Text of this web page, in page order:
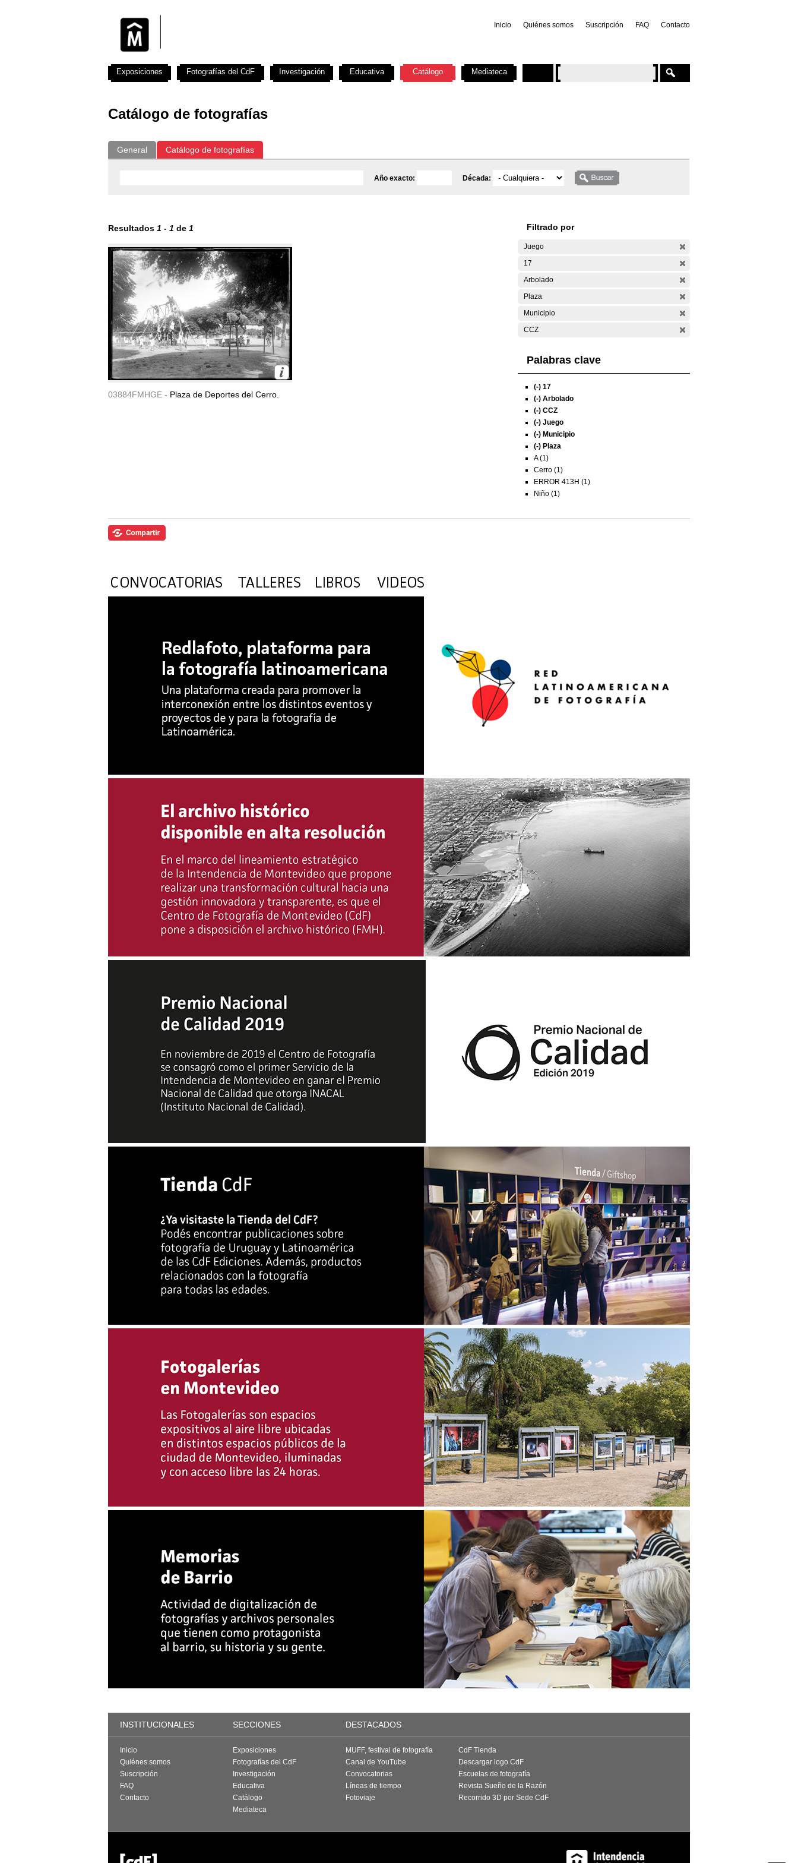
Inicio Quiénes somos Suscripción FAQ Contacto
Catálogo de fotografías
General Catálogo de fotografías
Año exacto: Década:
Resultados 1 - 1 de 1
03884FMHGE - Plaza de Deportes del Cerro.
Filtrado por
Juego
17
Arbolado
Plaza
Municipio
CCZ
Palabras clave
(-) 17
(-) Arbolado
(-) CCZ
(-) Juego
(-) Municipio
(-) Plaza
A (1)
Cerro (1)
ERROR 413H (1)
Niño (1)
Exposiciones Fotografías del CdF Investigación Educativa Catálogo Mediateca
INSTITUCIONALES SECCIONES DESTACADOS
Inicio
Quiénes somos
Suscripción
FAQ
Contacto
Exposiciones
Fotografías del CdF
Investigación
Educativa
Catálogo
Mediateca
MUFF, festival de fotografía
Canal de YouTube
Convocatorias
Líneas de tiempo
Fotoviaje
CdF Tienda
Descargar logo CdF
Escuelas de fotografía
Revista Sueño de la Razón
Recorrido 3D por Sede CdF